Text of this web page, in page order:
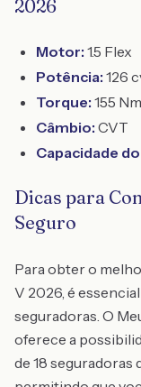
2026
Motor: 1.5 Flex
Potência: 126
Torque: 155 Nm
Câmbio: CVT
Capacidade
Dicas para
Seguro
Para obter o
V 2026, é
seguradoras. O
oferece a
de 18 seguradoras